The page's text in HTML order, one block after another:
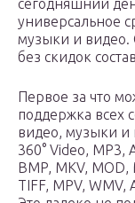
сегодняшний
универсальное
музыки и видео.
без скидок
Первое за что
поддержка всех
видео, музыки и
360° Video, MP3,
BMP, MKV, MOD,
TIFF, MPV, WMV,